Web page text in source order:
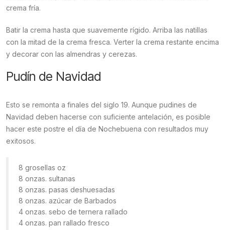
crema fría.
Batir la crema hasta que suavemente rígido. Arriba las natillas
con la mitad de la crema fresca. Verter la crema restante encima
y decorar con las almendras y cerezas.
Pudín de Navidad
Esto se remonta a finales del siglo 19. Aunque pudines de
Navidad deben hacerse con suficiente antelación, es posible
hacer este postre el día de Nochebuena con resultados muy
exitosos.
8 grosellas oz
8 onzas. sultanas
8 onzas. pasas deshuesadas
8 onzas. azúcar de Barbados
4 onzas. sebo de ternera rallado
4 onzas. pan rallado fresco